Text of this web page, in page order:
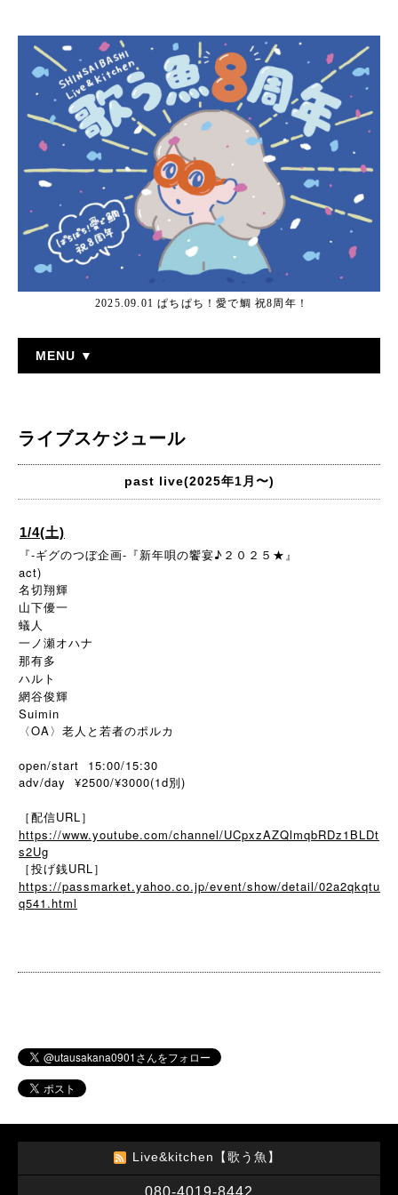
2025.09.01 ぱちぱち！愛で鯛 祝8周年！
MENU ▼
ライブスケジュール
past live(2025年1月〜)
1/4(土)
『-ギグのつぼ企画-『新年唄の饗宴♪２０２５★』
act)
名切翔輝
山下優一
蟻人
一ノ瀬オハナ
那有多
ハルト
網谷俊輝
Suimin
〈OA〉老人と若者のポルカ
open/start 15:00/15:30
adv/day ¥2500/¥3000(1d別 )
［配信URL］
https://www.youtube.com/channel/UCpxzAZQlmqbRDz1BLDt
s2Ug
［投げ銭URL］
https://passmarket.yahoo.co.jp/event/show/detail/02a2qkqtu
q541.html
Live&kitchen【歌う魚】
080-4019-8442